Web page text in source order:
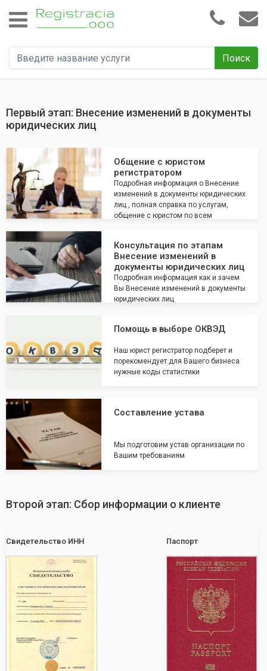
Поиск
Первый этап: Внесение изменений в документы
юридических лиц
Общение с юристом
регистратором
Подробная информация о Внесение
изменений в документы юридических
лиц , полная справка по услугам,
общение с юристом по всем
Консультация по этапам
Внесение изменений в
документы юридических лиц
Подробная информация как и зачем
Вы Внесение изменений в документы
юридических лиц
Помощь в выборе ОКВЭД
Наш юрист регистратор подберет и
порекомендует для Вашего бизнеса
нужные коды статистики
Составление устава
Мы подготовим устав организации по
Вашим требованиям
Второй этап: Сбор информации о клиенте
Свидетельство ИНН Паспорт